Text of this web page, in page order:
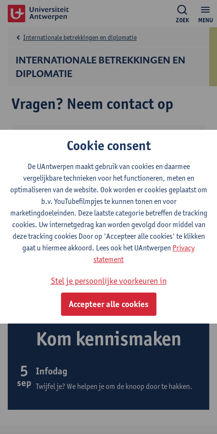
MENU
ZOEK
INTERNATIONALE BETREKKINGEN EN
DIPLOMATIE
Internationale betrekkingen en diplomatie
Vragen? Neem contact op
Contact
Contacteer studietrajectbegeleider Ann Aertssen
Toon e-mailadres
Vraag over inschrijven, studieprogramma
samenstellen...?
Kom kennismaken
Infodag
Twijfel je? We helpen je om de knoop door te hakken.
5
sep
Cookie consent
De UAntwerpen maakt gebruik van cookies en daarmee
vergelijkbare technieken voor het functioneren, meten en
optimaliseren van de website. Ook worden er cookies geplaatst om
b.v. YouTubefilmpjes te kunnen tonen en voor
marketingdoeleinden. Deze laatste categorie betreffen de tracking
cookies. Uw internetgedrag kan worden gevolgd door middel van
deze tracking cookies Door op 'Accepteer alle cookies' te klikken
gaat u hiermee akkoord. Lees ook het UAntwerpen Privacy
statement
Stel je persoonlijke voorkeuren in
Accepteer alle cookies